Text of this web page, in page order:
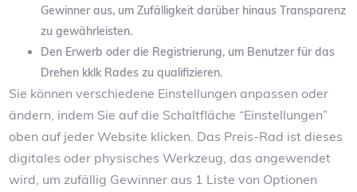
Gewinner aus, um Zufälligkeit darüber hinaus Transparenz
zu gewährleisten.
Den Erwerb oder die Registrierung, um Benutzer für das
Drehen kklk Rades zu qualifizieren.
Sie können verschiedene Einstellungen anpassen oder
ändern, indem Sie auf die Schaltfläche “Einstellungen”
oben auf jeder Website klicken. Das Preis-Rad ist dieses
digitales oder physisches Werkzeug, das angewendet
wird, um zufällig Gewinner aus 1 Liste von Optionen